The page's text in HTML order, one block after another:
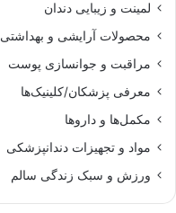
لمینت و زیبایی دندان
محصولات آرایشی و بهداشتی
مراقبت و جوانسازی پوست
معرفی پزشکان/کلینیک‌ها
مکمل‌ها و داروها
مواد و تجهیزات دندانپزشکی
ورزش و سبک زندگی سالم